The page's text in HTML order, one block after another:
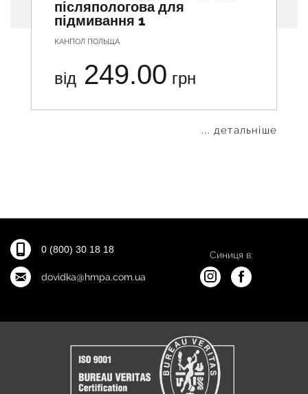
післяпологова для
підмивання 1
КАНПОЛ ПОЛЬЩА
від 249.00 грн
... детальніше
0 (800) 30 18 18
dovidka@hmpa.com.ua
Синиця в: